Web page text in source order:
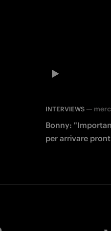
INTERVIEWS —
Bonny:
per arrivare